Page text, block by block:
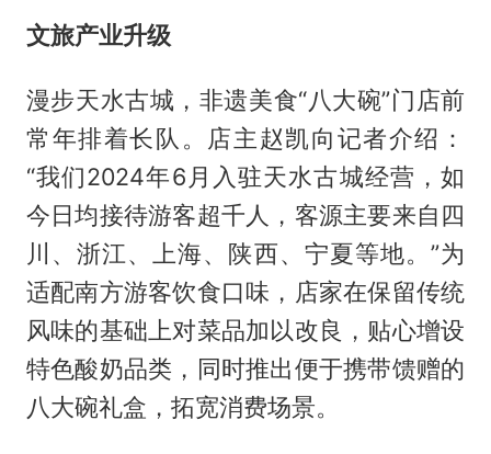
文旅产业升级
漫步天水古城，非遗美食“八大碗”门店前
常年排着长队。店主赵凯向记者介绍：
“我们2024年6月入驻天水古城经营，如
今日均接待游客超千人，客源主要来自四
川、浙江、上海、陕西、宁夏等地。”为
适配南方游客饮食口味，店家在保留传统
风味的基础上对菜品加以改良，贴心增设
特色酸奶品类，同时推出便于携带馈赠的
八大碗礼盒，拓宽消费场景。